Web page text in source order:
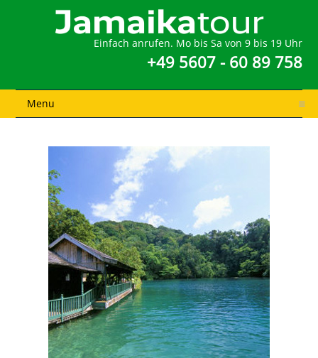
Einfach anrufen. Mo bis Sa von 9 bis 19 Uhr
+49 5607 - 60 89 758
Menu